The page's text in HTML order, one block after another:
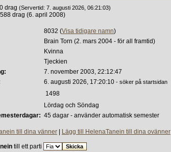
drag (Servertid: 7. augusti 2026, 06:21:03)
drag (6. april 2008)
8032 (Visa tidigare namn)
Brain Torn (2. mars 2004 - för all framtid)
Kvinna
Tjeckien
7. november 2003, 22:12:47
6. augusti 2026, 17:20:10 - söker på startsidan
1498
Lördag och Söndag
45 dagar - använder automatisk semester
till dina vänner Lägg till HelenaTanein till dina ovänner
till ett parti